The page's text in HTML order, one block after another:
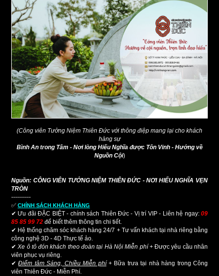
(Công viên Tưởng Niệm Thiên Đức với thông điệp mang lại cho khách
hàng sự
Bình An trong Tâm - Nơi lòng Hiếu Nghĩa được Tôn Vinh - Hướng về
Nguồn Cội)
Nguồn: CÔNG VIÊN TƯỞNG NIỆM THIÊN ĐỨC - NƠI HIẾU NGHĨA VẸN
TRÒN
----------
✅ CHÍNH SÁCH KHÁCH HÀNG
✔ Ưu đãi ĐẶC BIỆT - chính sách Thiên Đức - Vị trí VIP - Liên hệ ngay: 09
85 85 99 72 để biết thêm thông tin chi tiết.
✔ Hệ thống chăm sóc khách hàng 24/7 + Tư vấn khách tại nhà riêng bằng
công nghệ 3D - 4D Thực tế ảo.
✔Xe ô tô đón khách theo đoàn tại Hà Nội Miễn phí+ Được yêu cầu nhân
viên phục vụ riêng.
✔Điểm tâm Sáng, Chiều Miễn phí+ Bữa trưa tại nhà hàng trong Công
viên Thiên Đức - Miễn Phí.